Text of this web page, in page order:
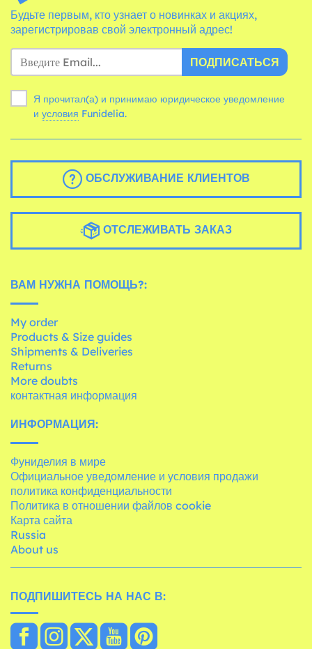
Будьте первым, кто узнает о новинках и акциях,
зарегистрировав свой электронный адрес!
ПОДПИСАТЬСЯ
Я прочитал(а) и принимаю юридическое уведомление
и условия Funidelia.
ОБСЛУЖИВАНИЕ КЛИЕНТОВ
ОТСЛЕЖИВАТЬ ЗАКАЗ
ВАМ НУЖНА ПОМОЩЬ?:
My order
Products & Size guides
Shipments & Deliveries
Returns
More doubts
контактная информация
ИНФОРМАЦИЯ:
Фуниделия в мире
Официальное уведомление и условия продажи
политика конфиденциальности
Политика в отношении файлов cookie
Карта сайта
Russia
About us
ПОДПИШИТЕСЬ НА НАС В: